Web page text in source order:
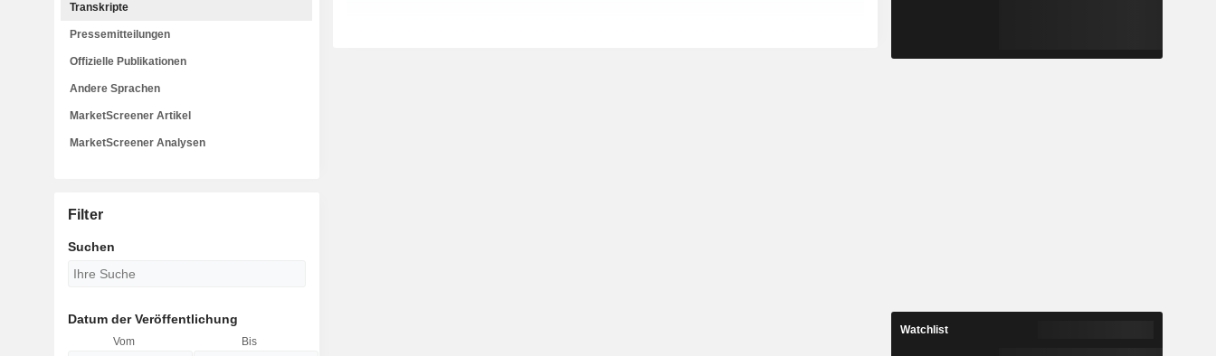
Transkripte
Pressemitteilungen
Offizielle Publikationen
Andere Sprachen
MarketScreener Artikel
MarketScreener Analysen
Filter
Suchen
Datum der Veröffentlichung
Vom Bis
Watchlist